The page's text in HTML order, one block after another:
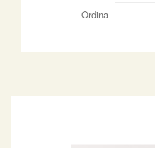
Ordina